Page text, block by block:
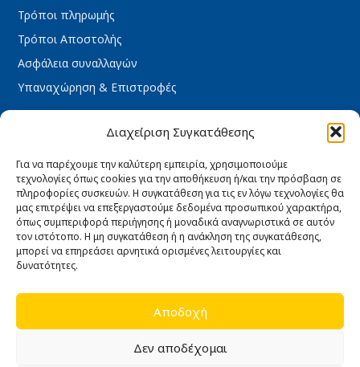
Διαχείριση Συγκατάθεσης
Για να παρέχουμε την καλύτερη εμπειρία, χρησιμοποιούμε
τεχνολογίες όπως cookies για την αποθήκευση ή/και την πρόσβαση σε
πληροφορίες συσκευών. Η συγκατάθεση για τις εν λόγω τεχνολογίες θα
μας επιτρέψει να επεξεργαστούμε δεδομένα προσωπικού χαρακτήρα,
όπως συμπεριφορά περιήγησης ή μοναδικά αναγνωριστικά σε αυτόν
τον ιστότοπο. Η μη συγκατάθεση ή η ανάκληση της συγκατάθεσης,
μπορεί να επηρεάσει αρνητικά ορισμένες λειτουργίες και
δυνατότητες.
Αποδοχή
Δεν αποδέχομαι
Τρόποι πληρωμής
Τρόποι Αποστολής
Ασφάλεια συναλλαγών
Υπαναχώρηση & Επιστροφές
ΩΡΆΡΙΟ ΚΑΤΑΣΤΉΜΑΤΟΣ
Δευτέρα : 08:30 – 16:30
Τρίτη : 08:30 – 16:30
Τετάρτη : 08:30 – 16:30
Πέμπτη : 08:30 – 16:30
Παρασκευή : 08:30 – 16:30
Σάββατο κλειστά
Κυριακή κλειστά